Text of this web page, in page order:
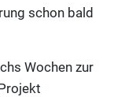
schon bald
Wochen zur